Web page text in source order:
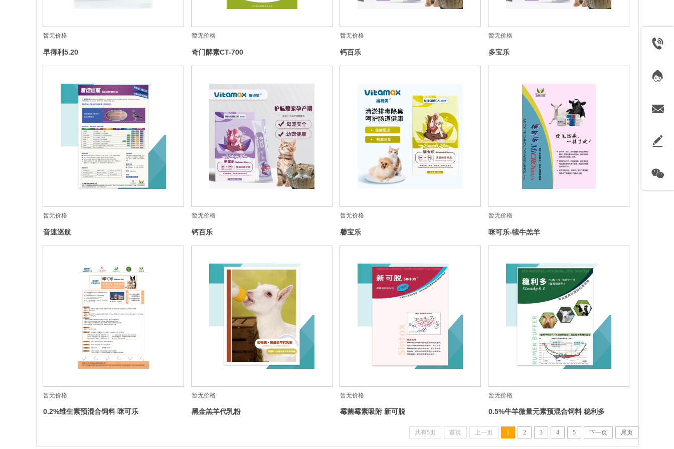
暂无价格
早得利5.20
暂无价格
奇门酵素CT-700
暂无价格
钙百乐
暂无价格
多宝乐
暂无价格
音速巡航
暂无价格
钙百乐
暂无价格
馨宝乐
暂无价格
咪可乐-犊牛羔羊
暂无价格
0.2%维生素预混合饲料 咪可乐
暂无价格
黑金羔羊代乳粉
暂无价格
霉菌霉素吸附 新可脱
暂无价格
0.5%牛羊微量元素预混合饲料 稳利多
共有5页 首页 上一页 1 2 3 4 5 下一页 尾页